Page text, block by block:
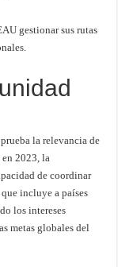
gestionar sus rutas
la relevancia de
en 2023, la
de coordinar
incluye a países
los intereses
metas globales del